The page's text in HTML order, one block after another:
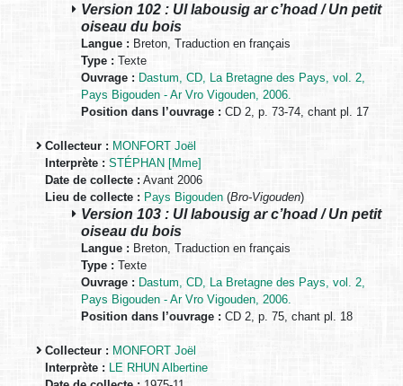
Version 102 : Ul labousig ar c’hoad / Un petit
oiseau du bois
Langue : Breton, Traduction en français
Type : Texte
Ouvrage : Dastum, CD, La Bretagne des Pays, vol. 2,
Pays Bigouden - Ar Vro Vigouden, 2006.
Position dans l’ouvrage : CD 2, p. 73-74, chant pl. 17
Collecteur : MONFORT Joël
Interprète : STÉPHAN [Mme]
Date de collecte : Avant 2006
Lieu de collecte : Pays Bigouden (Bro-Vigouden)
Version 103 : Ul labousig ar c’hoad / Un petit
oiseau du bois
Langue : Breton, Traduction en français
Type : Texte
Ouvrage : Dastum, CD, La Bretagne des Pays, vol. 2,
Pays Bigouden - Ar Vro Vigouden, 2006.
Position dans l’ouvrage : CD 2, p. 75, chant pl. 18
Collecteur : MONFORT Joël
Interprète : LE RHUN Albertine